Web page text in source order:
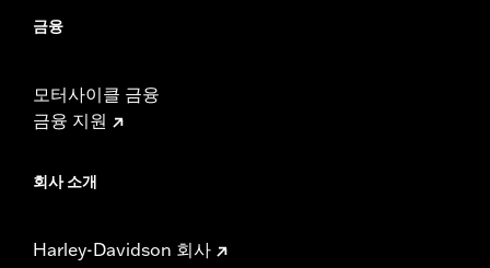
금융
모터사이클 금융
금융 지원
회사 소개
Harley-Davidson 회사